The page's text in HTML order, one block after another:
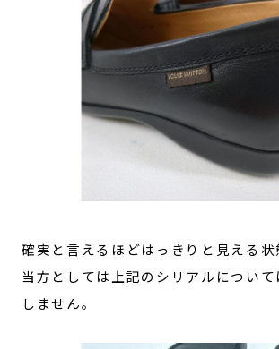
確実と言えるほどはっきりと見える
当方としては上記のシリアルについ
しません。